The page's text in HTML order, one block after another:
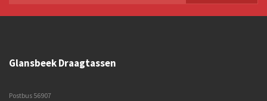
Glansbeek Draagtassen
Postbus 56907